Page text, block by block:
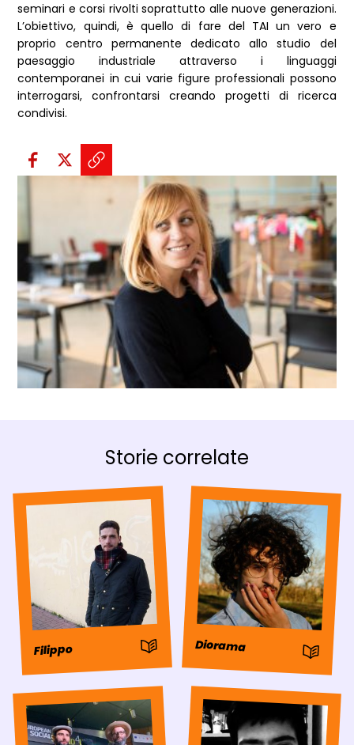
seminari e corsi rivolti soprattutto alle nuove generazioni.
L’obiettivo, quindi, è quello di fare del TAI un vero e
proprio centro permanente dedicato allo studio del
paesaggio industriale attraverso i linguaggi
contemporanei in cui varie figure professionali possono
interrogarsi, confrontarsi creando progetti di ricerca
condivisi.
Condividi sui social:
Condividi su Facebook - apre una
Condividi su X - apre una
Copia il link e condividi -
Storie correlate
Filippo : Storia Diorama : Storia